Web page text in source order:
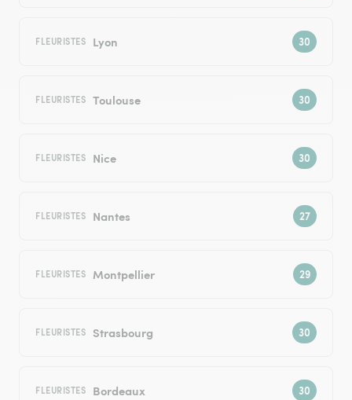
FLEURISTES Lyon
FLEURISTES Toulouse
FLEURISTES Nice
FLEURISTES Nantes
FLEURISTES Montpellier
FLEURISTES Strasbourg
FLEURISTES Bordeaux